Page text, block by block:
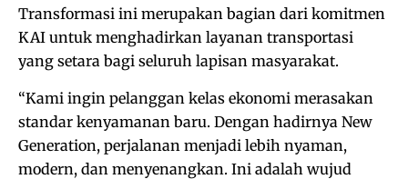
Transformasi ini merupakan bagian dari komitmen
KAI untuk menghadirkan layanan transportasi
yang setara bagi seluruh lapisan masyarakat.
“Kami ingin pelanggan kelas ekonomi merasakan
standar kenyamanan baru. Dengan hadirnya New
Generation, perjalanan menjadi lebih nyaman,
modern, dan menyenangkan. Ini adalah wujud